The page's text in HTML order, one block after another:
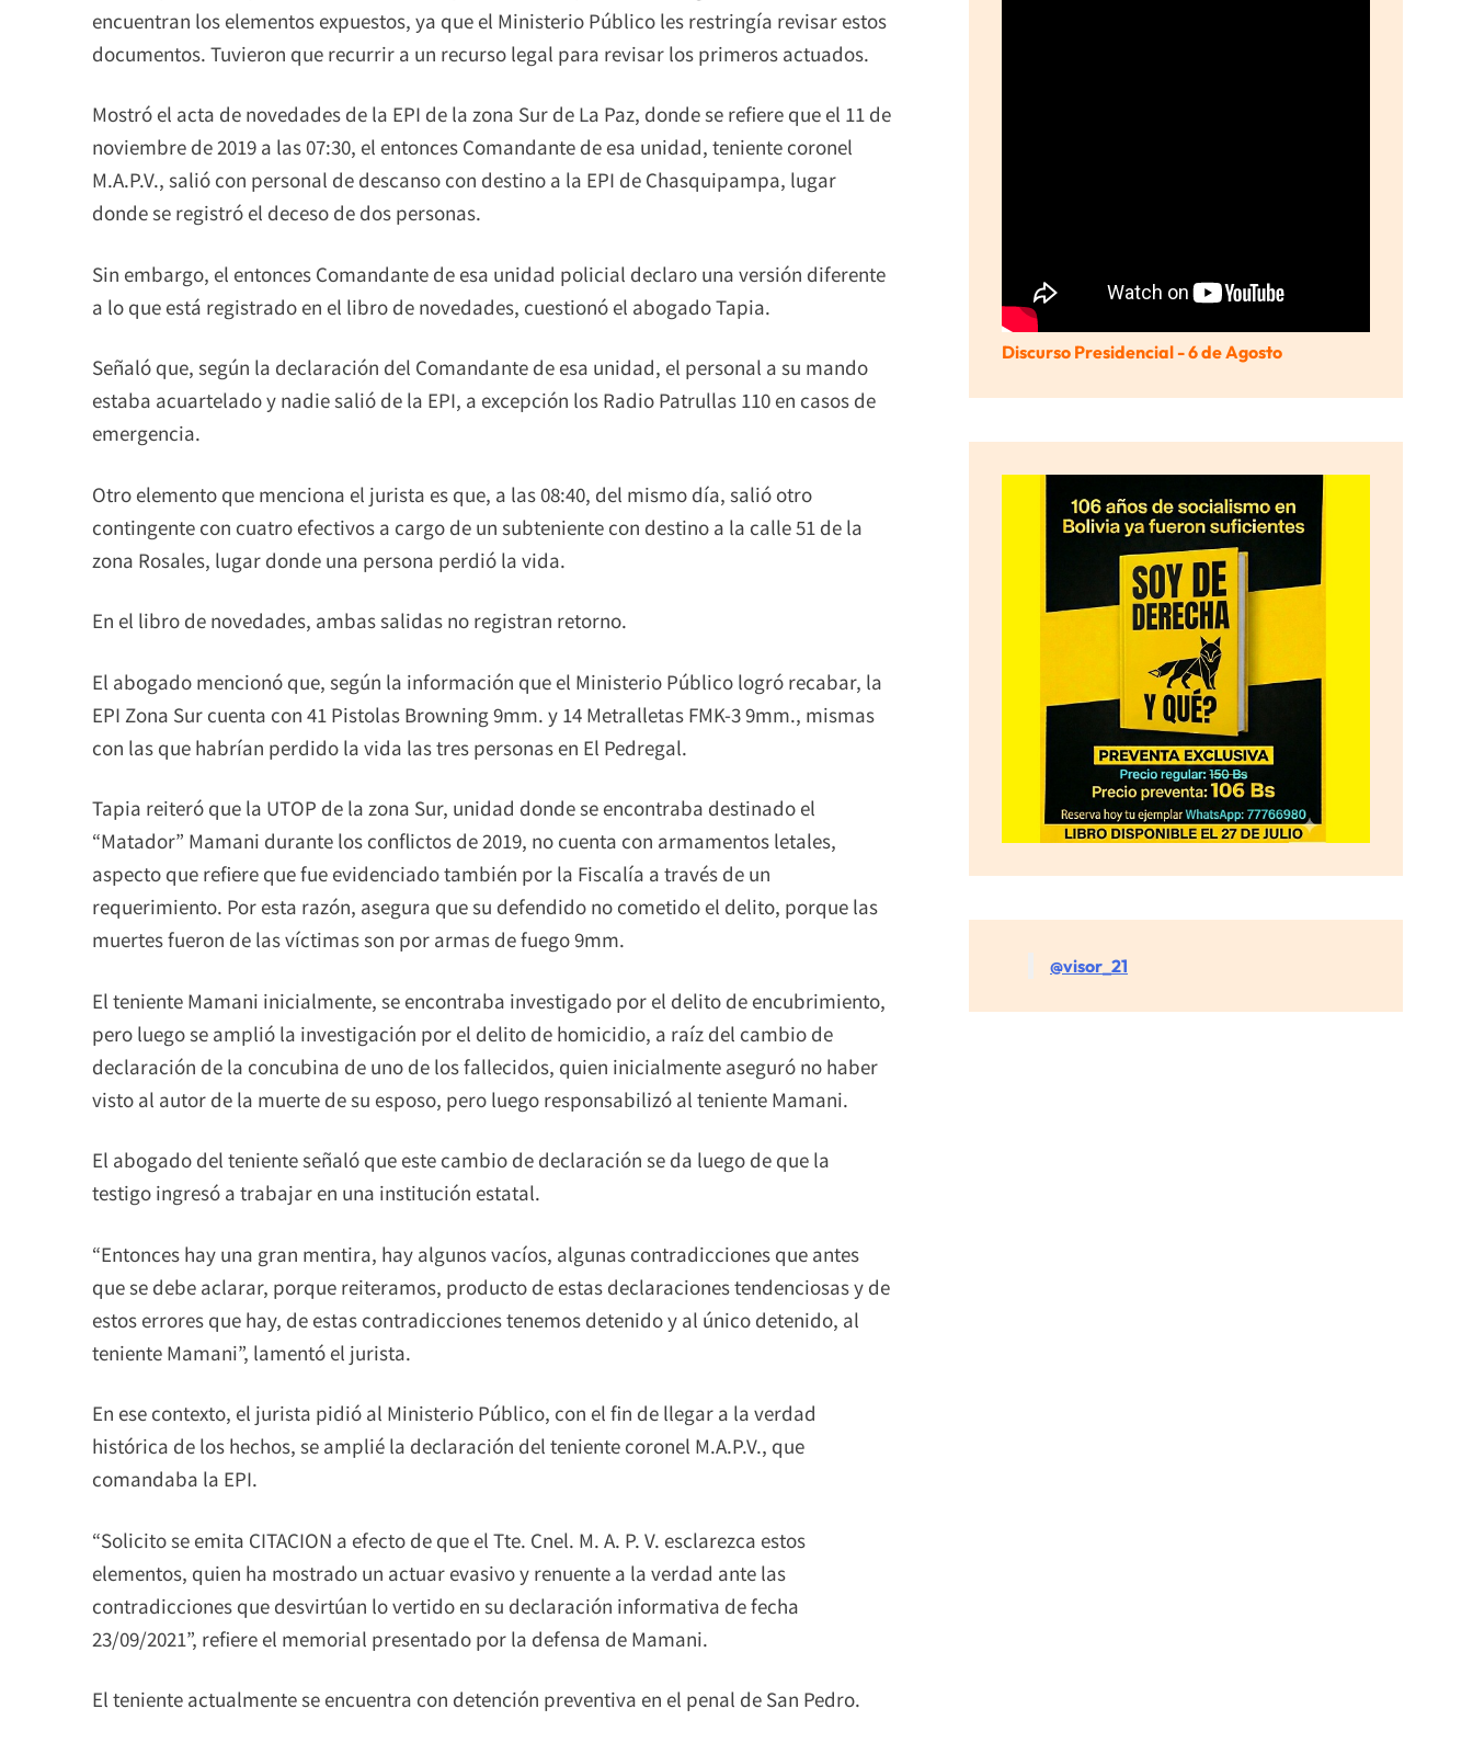
encuentran los elementos expuestos, ya que el Ministerio Público les restringía revisar estos
documentos. Tuvieron que recurrir a un recurso legal para revisar los primeros actuados.
Mostró el acta de novedades de la EPI de la zona Sur de La Paz, donde se refiere que el 11 de
noviembre de 2019 a las 07:30, el entonces Comandante de esa unidad, teniente coronel
M.A.P.V., salió con personal de descanso con destino a la EPI de Chasquipampa, lugar
donde se registró el deceso de dos personas.
Sin embargo, el entonces Comandante de esa unidad policial declaro una versión diferente
a lo que está registrado en el libro de novedades, cuestionó el abogado Tapia.
Señaló que, según la declaración del Comandante de esa unidad, el personal a su mando
estaba acuartelado y nadie salió de la EPI, a excepción los Radio Patrullas 110 en casos de
emergencia.
Otro elemento que menciona el jurista es que, a las 08:40, del mismo día, salió otro
contingente con cuatro efectivos a cargo de un subteniente con destino a la calle 51 de la
zona Rosales, lugar donde una persona perdió la vida.
En el libro de novedades, ambas salidas no registran retorno.
El abogado mencionó que, según la información que el Ministerio Público logró recabar, la
EPI Zona Sur cuenta con 41 Pistolas Browning 9mm. y 14 Metralletas FMK-3 9mm., mismas
con las que habrían perdido la vida las tres personas en El Pedregal.
Tapia reiteró que la UTOP de la zona Sur, unidad donde se encontraba destinado el
“Matador” Mamani durante los conflictos de 2019, no cuenta con armamentos letales,
aspecto que refiere que fue evidenciado también por la Fiscalía a través de un
requerimiento. Por esta razón, asegura que su defendido no cometido el delito, porque las
muertes fueron de las víctimas son por armas de fuego 9mm.
El teniente Mamani inicialmente, se encontraba investigado por el delito de encubrimiento,
pero luego se amplió la investigación por el delito de homicidio, a raíz del cambio de
declaración de la concubina de uno de los fallecidos, quien inicialmente aseguró no haber
visto al autor de la muerte de su esposo, pero luego responsabilizó al teniente Mamani.
El abogado del teniente señaló que este cambio de declaración se da luego de que la
testigo ingresó a trabajar en una institución estatal.
“Entonces hay una gran mentira, hay algunos vacíos, algunas contradicciones que antes
que se debe aclarar, porque reiteramos, producto de estas declaraciones tendenciosas y de
estos errores que hay, de estas contradicciones tenemos detenido y al único detenido, al
teniente Mamani”, lamentó el jurista.
En ese contexto, el jurista pidió al Ministerio Público, con el fin de llegar a la verdad
histórica de los hechos, se amplié la declaración del teniente coronel M.A.P.V., que
comandaba la EPI.
“Solicito se emita CITACION a efecto de que el Tte. Cnel. M. A. P. V. esclarezca estos
elementos, quien ha mostrado un actuar evasivo y renuente a la verdad ante las
contradicciones que desvirtúan lo vertido en su declaración informativa de fecha
23/09/2021”, refiere el memorial presentado por la defensa de Mamani.
El teniente actualmente se encuentra con detención preventiva en el penal de San Pedro.
Discurso Presidencial - 6 de Agosto
@visor_21